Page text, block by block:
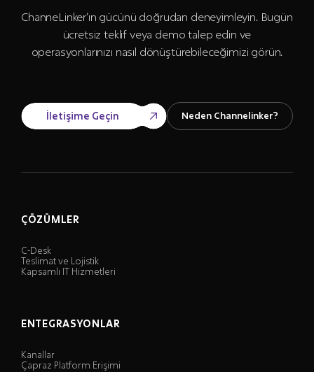
ChanneLinker’ın gücünü doğrudan deneyimleyin. Bugün
ücretsiz teklif veya demo talep edin ve
operasyonlarınızı nasıl dönüştürebileceğimizi görün.
İletişime Geçin Neden Channelinker?
ÇÖZÜMLER
C-Desk
Teslimat ve Lojistik
Kapsamlı IT Hizmetleri
ENTEGRASYONLAR
Kanallar
Çapraz Platform Erişimi